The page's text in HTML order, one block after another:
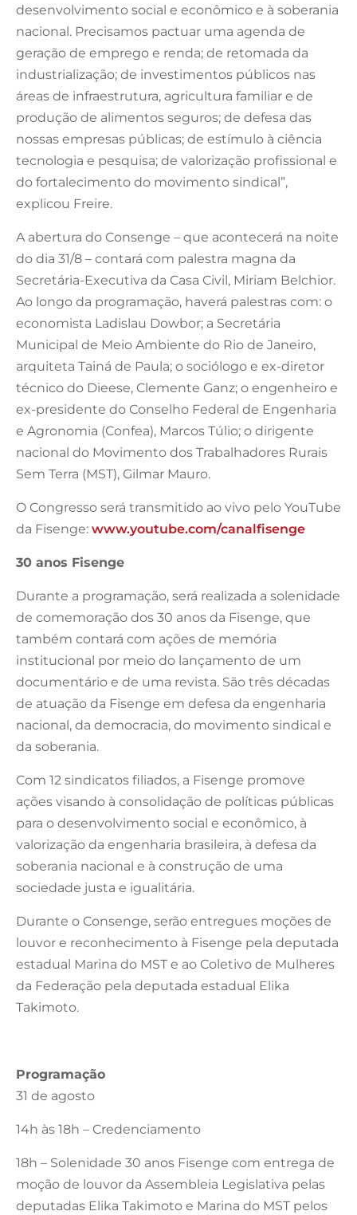
desenvolvimento social e econômico e à soberania
nacional. Precisamos pactuar uma agenda de
geração de emprego e renda; de retomada da
industrialização; de investimentos públicos nas
áreas de infraestrutura, agricultura familiar e de
produção de alimentos seguros; de defesa das
nossas empresas públicas; de estímulo à ciência
tecnologia e pesquisa; de valorização profissional e
do fortalecimento do movimento sindical”,
explicou Freire.
A abertura do Consenge – que acontecerá na noite
do dia 31/8 – contará com palestra magna da
Secretária-Executiva da Casa Civil, Miriam Belchior.
Ao longo da programação, haverá palestras com: o
economista Ladislau Dowbor; a Secretária
Municipal de Meio Ambiente do Rio de Janeiro,
arquiteta Tainá de Paula; o sociólogo e ex-diretor
técnico do Dieese, Clemente Ganz; o engenheiro e
ex-presidente do Conselho Federal de Engenharia
e Agronomia (Confea), Marcos Túlio; o dirigente
nacional do Movimento dos Trabalhadores Rurais
Sem Terra (MST), Gilmar Mauro.
O Congresso será transmitido ao vivo pelo YouTube
da Fisenge: www.youtube.com/canalfisenge
30 anos Fisenge
Durante a programação, será realizada a solenidade
de comemoração dos 30 anos da Fisenge, que
também contará com ações de memória
institucional por meio do lançamento de um
documentário e de uma revista. São três décadas
de atuação da Fisenge em defesa da engenharia
nacional, da democracia, do movimento sindical e
da soberania.
Com 12 sindicatos filiados, a Fisenge promove
ações visando à consolidação de políticas públicas
para o desenvolvimento social e econômico, à
valorização da engenharia brasileira, à defesa da
soberania nacional e à construção de uma
sociedade justa e igualitária.
Durante o Consenge, serão entregues moções de
louvor e reconhecimento à Fisenge pela deputada
estadual Marina do MST e ao Coletivo de Mulheres
da Federação pela deputada estadual Elika
Takimoto.
Programação
31 de agosto
14h às 18h – Credenciamento
18h – Solenidade 30 anos Fisenge com entrega de
moção de louvor da Assembleia Legislativa pelas
deputadas Elika Takimoto e Marina do MST pelos